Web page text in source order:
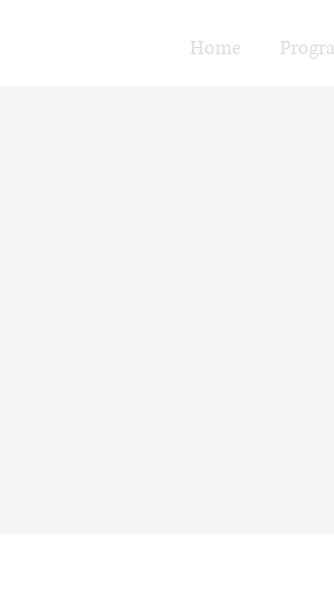
Home